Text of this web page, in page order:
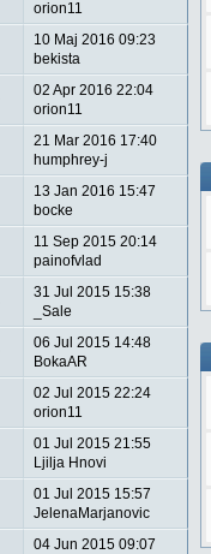
orion11
10 Maj 2016 09:23
bekista
02 Apr 2016 22:04
orion11
21 Mar 2016 17:40
humphrey-j
13 Jan 2016 15:47
bocke
11 Sep 2015 20:14
painofvlad
31 Jul 2015 15:38
_Sale
06 Jul 2015 14:48
BokaAR
02 Jul 2015 22:24
orion11
01 Jul 2015 21:55
Ljilja Hnovi
01 Jul 2015 15:57
JelenaMarjanovic
04 Jun 2015 09:07